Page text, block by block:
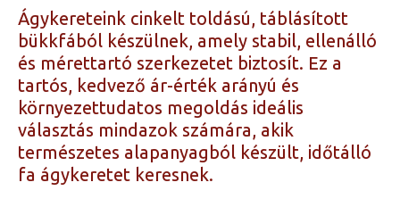
Ágykereteink cinkelt toldású, táblásított
bükkfából készülnek, amely stabil, ellenálló
és mérettartó szerkezetet biztosít. Ez a
tartós, kedvező ár-érték arányú és
környezettudatos megoldás ideális
választás mindazok számára, akik
természetes alapanyagból készült, időtálló
fa ágykeretet keresnek.